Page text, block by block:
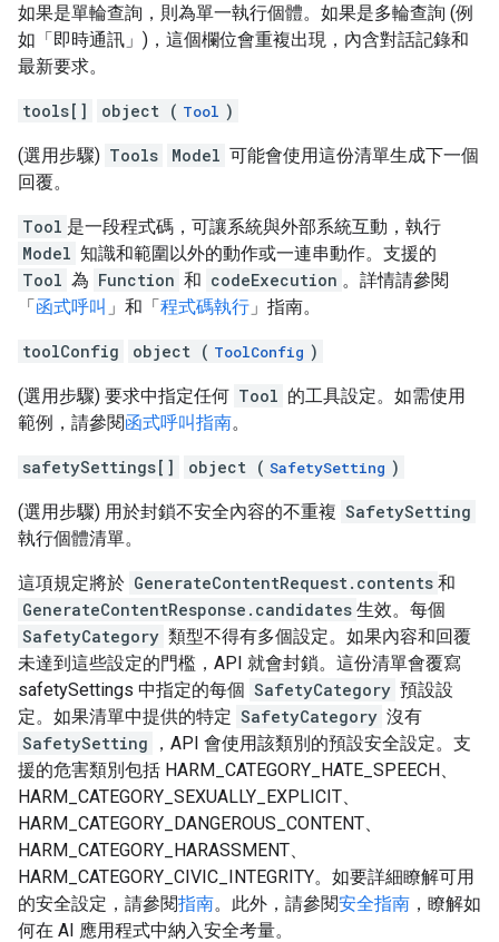
如果是單輪查詢，則為單一執行個體。如果是多輪查詢 (例
如「即時通訊」 )，這個欄位會重複出現，內含對話記錄和
最新要求。
tools[] object ( Tool )
(選用步驟) Tools Model 可能會使用這份清單生成下一個
回覆。
Tool 是一段程式碼，可讓系統與外部系統互動，執行
Model 知識和範圍以外的動作或一連串動作。支援的
Tool 為 Function 和 codeExecution 。詳情請參閱
「函式呼叫 」和「程式碼執行 」指南。
toolConfig object ( ToolConfig )
(選用步驟) 要求中指定任何 Tool 的工具設定。如需使用
範例，請參閱函式呼叫指南。
safetySettings[] object ( SafetySetting )
(選用步驟) 用於封鎖不安全內容的不重複 SafetySetting
執行個體清單。
這項規定將於 GenerateContentRequest.contents 和
GenerateContentResponse.candidates 生效。每個
SafetyCategory 類型不得有多個設定。如果內容和回覆
未達到這些設定的門檻，API 就會封鎖。這份清單會覆寫
safetySettings 中指定的每個 SafetyCategory 預設設
定。如果清單中提供的特定 SafetyCategory 沒有
SafetySetting
，API 會使用該類別的預設安全設定。支
援的危害類別包括 HARM_CATEGORY_HATE_SPEECH、
HARM_CATEGORY_SEXUALLY_EXPLICIT、
HARM_CATEGORY_DANGEROUS_CONTENT、
HARM_CATEGORY_HARASSMENT、
HARM_CATEGORY_CIVIC_INTEGRITY。如要詳細瞭解可用
的安全設定，請參閱指南。此外，請參閱安全指南 ，瞭解如
何在 AI 應用程式中納入安全考量。